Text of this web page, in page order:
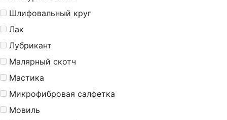
Шлифовальный круг
Лак
Лубрикант
Малярный скотч
Мастика
Микрофибровая салфетка
Мовиль